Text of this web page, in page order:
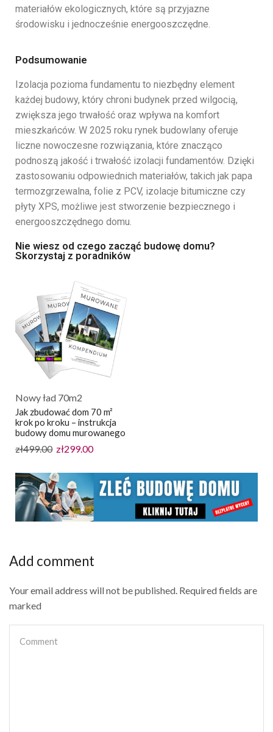
materiałów ekologicznych, które są przyjazne
środowisku i jednocześnie energooszczędne.
Podsumowanie
Izolacja pozioma fundamentu to niezbędny element
każdej budowy, który chroni budynek przed wilgocią,
zwiększa jego trwałość oraz wpływa na komfort
mieszkańców. W 2025 roku rynek budowlany oferuje
liczne nowoczesne rozwiązania, które znacząco
podnoszą jakość i trwałość izolacji fundamentów. Dzięki
zastosowaniu odpowiednich materiałów, takich jak papa
termozgrzewalna, folie z PCV, izolacje bitumiczne czy
płyty XPS, możliwe jest stworzenie bezpiecznego i
energooszczędnego domu.
Nie wiesz od czego zacząć budowę domu?
Skorzystaj z poradników
Nowy ład 70m2
Jak zbudować dom 70 m²
krok po kroku – instrukcja
budowy domu murowanego
zł499.00 zł299.00
Add comment
Your email address will not be published. Required fields are
marked